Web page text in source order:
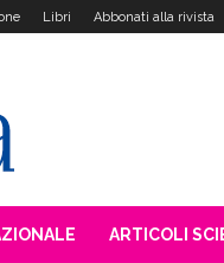
Libri Abbonati alla rivista
ARTICOLI